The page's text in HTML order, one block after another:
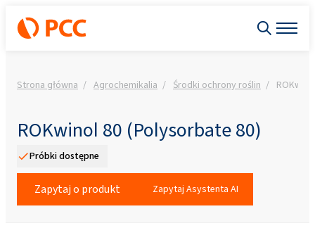
Strona główna Agrochemikalia Środki ochrony roślin
ROKwinol 80 (Polysorbate 80)
Próbki dostępne
Zapytaj o produkt Zapytaj Asystenta AI